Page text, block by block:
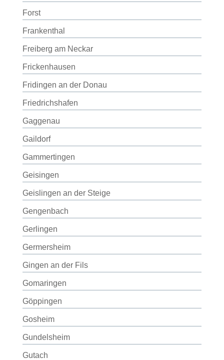
Forst
Frankenthal
Freiberg am Neckar
Frickenhausen
Fridingen an der Donau
Friedrichshafen
Gaggenau
Gaildorf
Gammertingen
Geisingen
Geislingen an der Steige
Gengenbach
Gerlingen
Germersheim
Gingen an der Fils
Gomaringen
Göppingen
Gosheim
Gundelsheim
Gutach